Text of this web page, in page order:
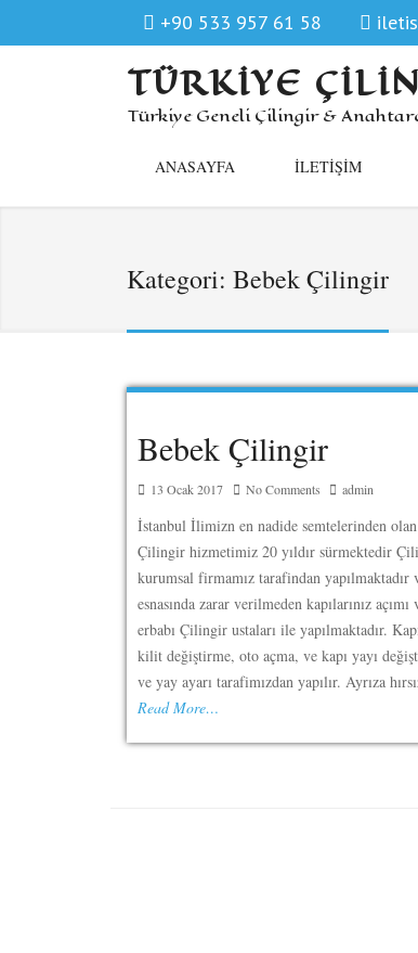
+90 533 957 61 58
TÜRKIYE
Türkiye Geneli Çilingir &
ANASAYFA İLETIŞIM
Kategori: Bebek Çilingir
Bebek Çilingir
13 Ocak 2017 No Comments admin
İstanbul İlimizn en nadide semtelerinden
Çilingir hizmetimiz 20 yıldır sürmektedir
kurumsal firmamız tarafindan yapılmaktadır
esnasında zarar verilmeden kapılarınız
erbabı Çilingir ustaları ile yapılmaktadır.
kilit değiştirme, oto açma, ve kapı yayı
ve yay ayarı tarafimızdan yapılır. Ayrıza
Read More…